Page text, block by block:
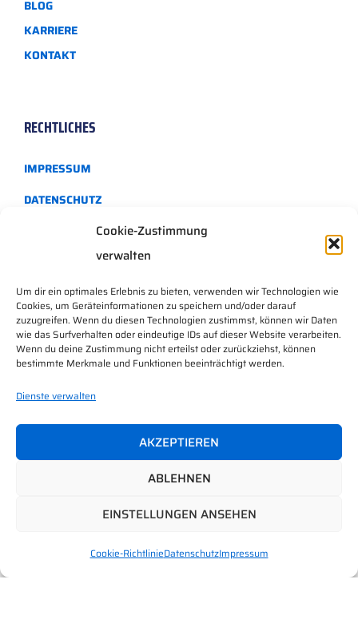
Cookie-Zustimmung
verwalten
Um dir ein optimales Erlebnis zu bieten, verwenden wir Technologien wie
Cookies, um Geräteinformationen zu speichern und/oder darauf
zuzugreifen. Wenn du diesen Technologien zustimmst, können wir Daten
wie das Surfverhalten oder eindeutige IDs auf dieser Website verarbeiten.
Wenn du deine Zustimmung nicht erteilst oder zurückziehst, können
bestimmte Merkmale und Funktionen beeinträchtigt werden.
Dienste verwalten
AKZEPTIEREN
ABLEHNEN
EINSTELLUNGEN ANSEHEN
Cookie-RichtlinieDatenschutzImpressum
BLOG
KARRIERE
KONTAKT
ADRESSE: DIESELSTRASSE 12, 85232 BERGKIRCHEN
TELEFON: 08 131 33 80 666
E-MAIL: KONTAKT@SR-KAELTETECHNIK.DE